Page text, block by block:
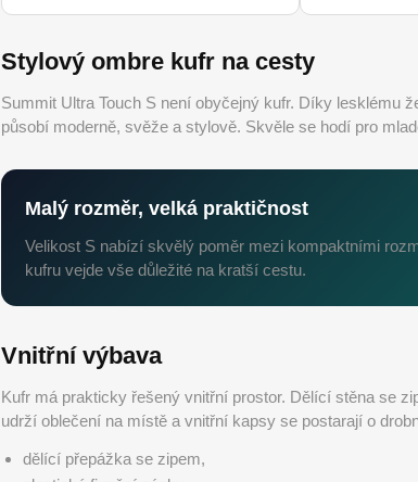
Stylový ombre kufr na cesty
Summit Ultra Touch S není obyčejný kufr. Díky lesklému
působí moderně, svěže a stylově. Skvěle se hodí pro
Malý rozměr, velká praktičnost
Velikost S nabízí skvělý poměr mezi kompaktními
kufru vejde vše důležité na kratší cestu.
Vnitřní výbava
Kufr má prakticky řešený vnitřní prostor. Dělící stěna se
udrží oblečení na místě a vnitřní kapsy se postarají o
dělící přepážka se zipem,